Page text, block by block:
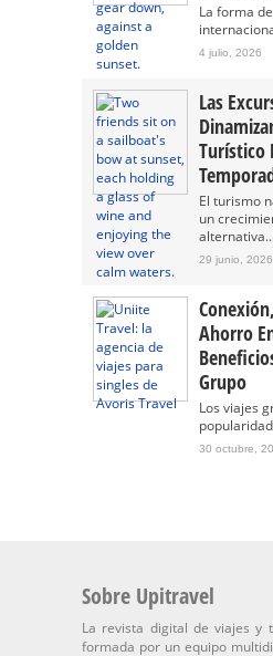
La forma
4 julio, 2026
Las
Turístico
El turismo
un
29 junio, 2026
Ahorro
Grupo
Los viajes
30 octubre,
Sobre Upitravel
La revista digital de viajes y
formada por un equipo